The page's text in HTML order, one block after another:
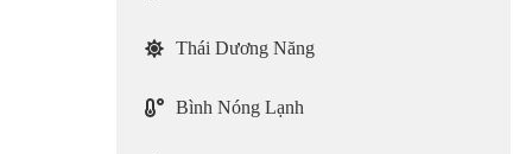
Thái Dương Năng
Bình Nóng Lạnh